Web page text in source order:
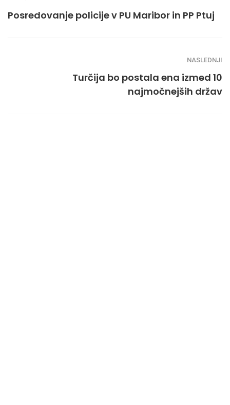
Posredovanje policije v PU Maribor in PP Ptuj
NASLEDNJI
Turčija bo postala ena izmed 10
najmočnejših držav